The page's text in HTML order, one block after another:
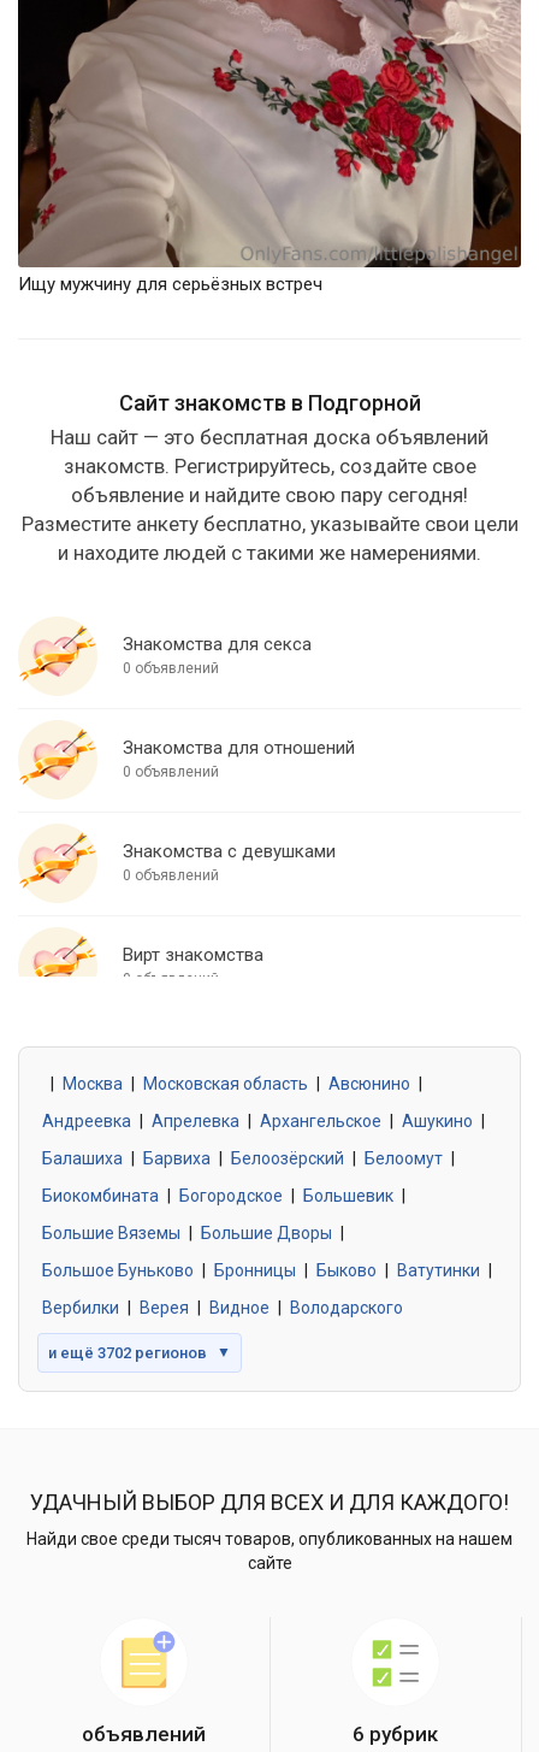
Ищу мужчину для серьёзных встреч
Сайт знакомств в Подгорной
Наш сайт — это бесплатная доска объявлений
знакомств. Регистрируйтесь, создайте свое
объявление и найдите свою пару сегодня!
Разместите анкету бесплатно, указывайте свои цели
и находите людей с такими же намерениями.
Знакомства для секса
0 объявлений
Знакомства для отношений
0 объявлений
Знакомства с девушками
0 объявлений
Вирт знакомства
0 объявлений
0 объявлений
Знакомства без обязательств
0 объявлений
Москва Московская область Авсюнино
Андреевка
Апрелевка Архангельское Ашукино
Балашиха
Барвиха Белоозёрский Белоомут
Биокомбината
Богородское Большевик
Большие Вяземы
Большие Дворы
Большое Буньково
Бронницы Быково Ватутинки
Вербилки
Верея Видное Володарского
и ещё 3702 регионов ▼
УДАЧНЫЙ ВЫБОР ДЛЯ ВСЕХ И ДЛЯ КАЖДОГО!
Найди свое среди тысяч товаров, опубликованных на нашем
сайте
объявлений 6 рубрик